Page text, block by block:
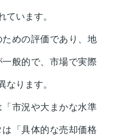
います。
めの評価であり、地
般的で、市場で実際
ります。
市況や大まかな水準
「具体的な売却価格